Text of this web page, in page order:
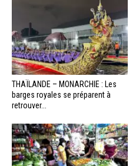
THAÏLANDE – MONARCHIE : Les
barges royales se préparent à
retrouver...